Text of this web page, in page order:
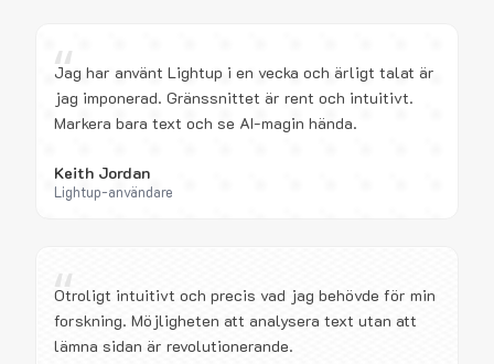
“
Jag har använt Lightup i en vecka och ärligt talat är
jag imponerad. Gränssnittet är rent och intuitivt.
Markera bara text och se AI-magin hända.
Keith Jordan
Lightup-användare
“
Otroligt intuitivt och precis vad jag behövde för min
forskning. Möjligheten att analysera text utan att
lämna sidan är revolutionerande.